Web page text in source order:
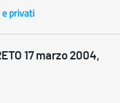
e privati
17 marzo 2004,